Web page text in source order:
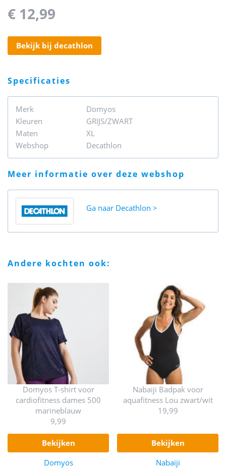
€ 12,99
bekijk bij decathlon
specificaties
Merk
Domyos
Kleuren
GRIJS/ZWART
Maten
XL
Webshop
Decathlon
meer informatie over deze webshop
Ga naar Decathlon
andere kochten ook:
Domyos T-shirt voor
cardiofitness dames 500
marineblauw
9,99
bekijken
Domyos
Nabaiji Badpak voor
aquafitness Lou zwart/wit
19,99
bekijken
Nabaiji